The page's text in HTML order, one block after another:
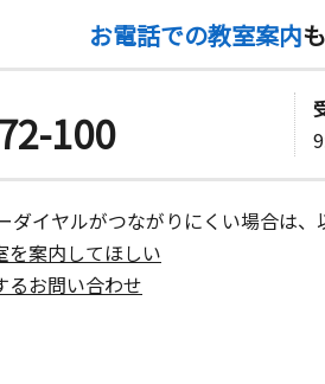
お電話での教室案内
100
ダイヤルがつながりにくい場合は、
を案内してほしい
るお問い合わせ